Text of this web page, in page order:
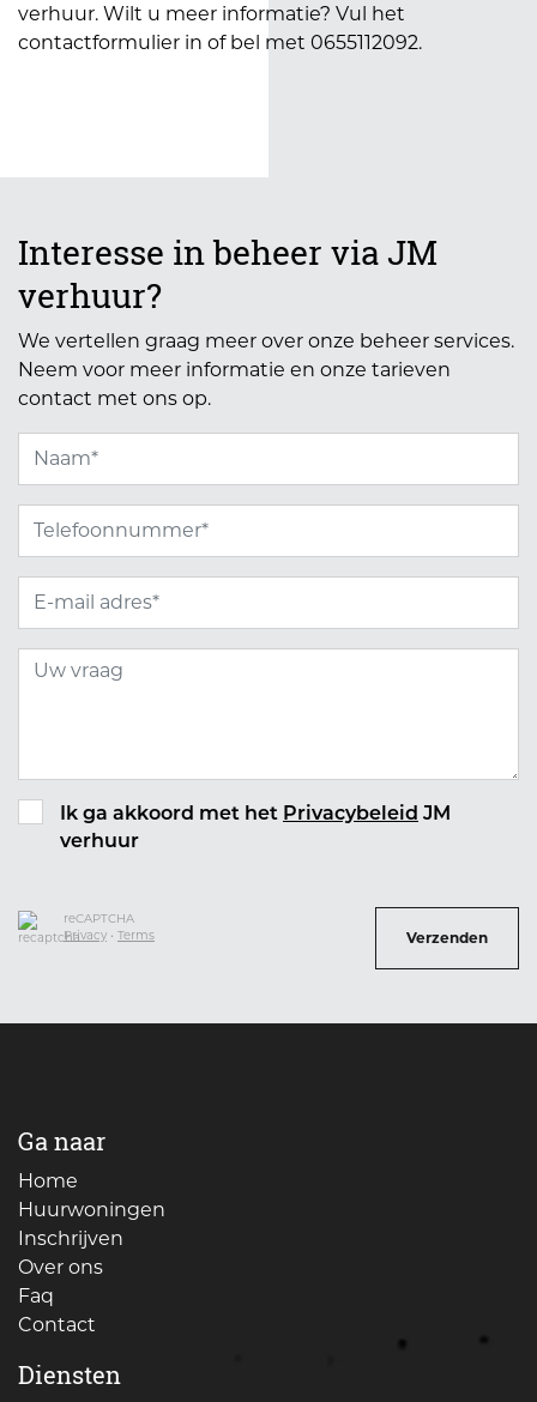
verhuur. Wilt u meer informatie? Vul het
contactformulier in of bel met 0655112092.
Interesse in beheer via JM
verhuur?
We vertellen graag meer over onze beheer services.
Neem voor meer informatie en onze tarieven
contact met ons op.
Ik ga akkoord met het Privacybeleid JM
verhuur
reCAPTCHA
Privacy • Terms Verzenden
Ga naar
Home
Huurwoningen
Inschrijven
Over ons
Faq
Contact
Diensten